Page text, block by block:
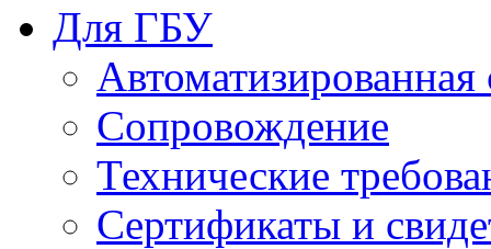
Для ГБУ
Сопровождение
Технические
Сертификаты и